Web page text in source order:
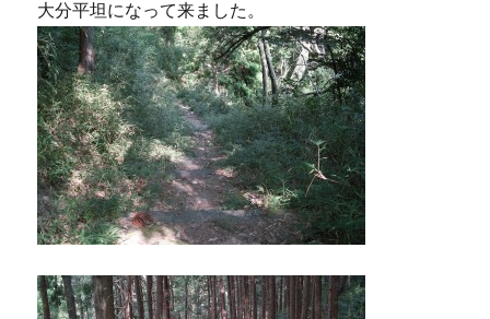
大分平坦になって来ました。